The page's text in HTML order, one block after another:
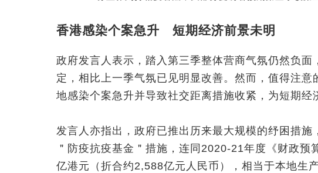
香港感染个案急升 短期经济前景未明
政府发言人表示，踏入第三季整体营商气氛仍然负
定，相比上一季气氛已见明显改善。然而，值得注
地感染个案急升并导致社交距离措施收紧，为短期经
发言人亦指出，政府已推出历来最大规模的纾困措
＂防疫抗疫基金＂措施，连同2020-21年度《财政
亿港元（折合约2,588亿元人民币），相当于本地生